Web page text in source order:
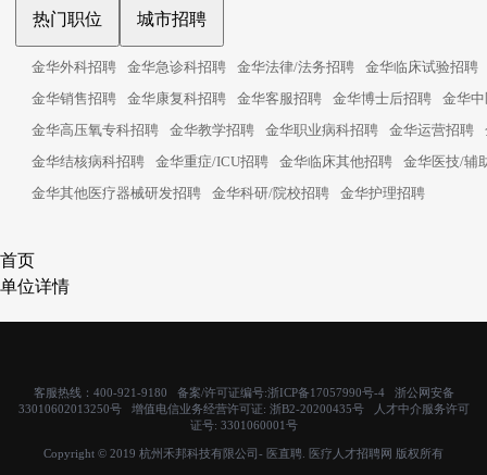
热门职位 城市招聘
金华外科招聘 金华急诊科招聘 金华法律/法务招聘
金华临床试验招聘
金华销售招聘
金华康复科招聘 金华客服招聘 金华博士后招聘
金华
金华高压氧专科招聘
金华教学招聘 金华职业病科招聘 金华运营招聘
金华结核病科招聘
金华重症/ICU招聘 金华临床其他招聘
金华医技/辅
金华其他医疗器械研发招聘
金华科研/院校招聘 金华护理招聘
首页
单位详情
客服热线：400-921-9180 备案/许可证编号:浙ICP备17057990号-4浙公网安备
33010602013250号 增值电信业务经营许可证: 浙B2-20200435号人才中介服务许可
证号: 3301060001号
Copyright © 2019 杭州禾邦科技有限公司- 医直聘. 医疗人才招聘网 版权所有